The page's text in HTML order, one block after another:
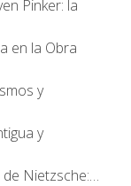
Pinker: la
en la Obra
y
y
de Nietzsche:…